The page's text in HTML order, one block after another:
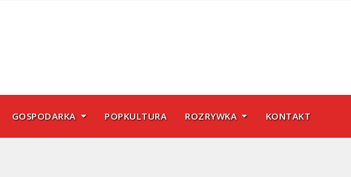
GOSPODARKA POPKULTURA ROZRYWKA KONTAKT